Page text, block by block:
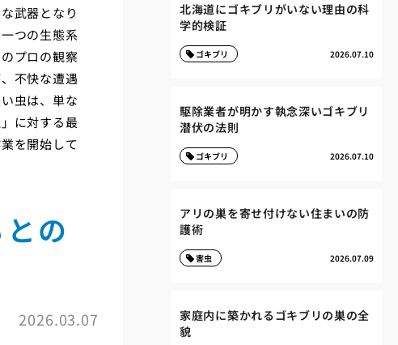
武器となり
つの生態系
プロの観察
不快な遭遇
虫は、単な
に対する最
を開始して
の
2026.03.07
北海道にゴキブリがいない理由の科
学的検証
2026.07.10
ゴキブリ
駆除業者が明かす執念深いゴキブリ
潜伏の法則
2026.07.10
ゴキブリ
アリの巣を寄せ付けない住まいの防
護術
2026.07.09
害虫
家庭内に築かれるゴキブリの巣の全
貌